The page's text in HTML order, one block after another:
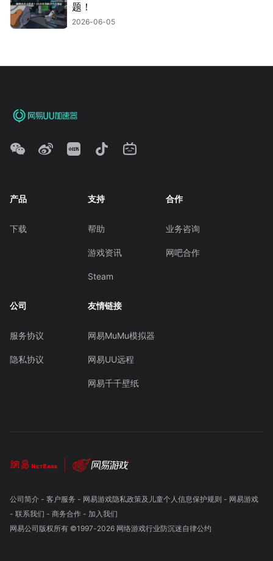
题！
2026-06-05
产品
下载
支持
帮助
游戏资讯
Steam
合作
业务咨询
网吧合作
公司
服务协议
隐私协议
友情链接
网易MuMu模拟器
网易UU远程
网易千千壁纸
公司简介- 客户服务 - 网易游戏隐私政策及儿童个人信息保护规则 - 网易游戏
- 联系我们 - 商务合作- 加入我们
网易公司版权所有 ©1997-2026 网络游戏行业防沉迷自律公约